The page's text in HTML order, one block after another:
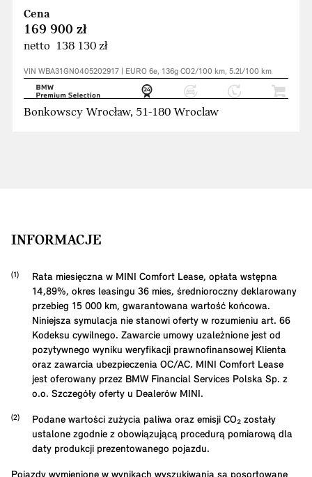
Cena
169 900 zł
netto 138 130 zł
VIN WBA31GN0405202917 | EURO 6e, 136g CO2/100 km, 5.2l/100 km
Bonkowscy Wrocław, 51-180 Wroclaw
INFORMACJE
Rata miesięczna w MINI Comfort Lease, opłata wstępna
14,89%, okres leasingu 36 mies, średnioroczny deklarowany
przebieg 15 000 km, gwarantowana wartość końcowa.
Niniejsza symulacja nie stanowi oferty w rozumieniu art. 66
Kodeksu cywilnego. Zawarcie umowy uzależnione jest od
pozytywnego wyniku weryfikacji prawnofinansowej Klienta
oraz zawarcia ubezpieczenia OC/AC. MINI Comfort Lease
jest oferowany przez BMW Financial Services Polska Sp. z
o.o. Szczegóły oferty u Dealerów MINI.
Podane wartości zużycia paliwa oraz emisji CO₂ zostały
ustalone zgodnie z obowiązującą procedurą pomiarową dla
daty produkcji prezentowanego pojazdu.